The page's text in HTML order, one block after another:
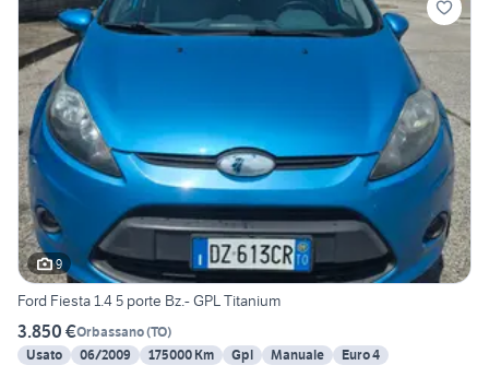
9
Ford Fiesta 1.4 5 porte Bz.- GPL Titanium
3.850 €Orbassano(TO)
Usato
06/2009 175000 Km Gpl Manuale
Euro 4